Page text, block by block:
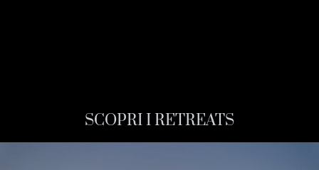
SCOPRI I RETREATS